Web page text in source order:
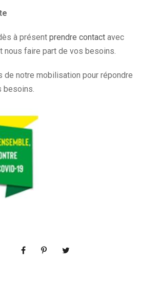
à présent prendre contact avec
nous faire part de vos besoins.
de notre mobilisation pour répondre
besoins.